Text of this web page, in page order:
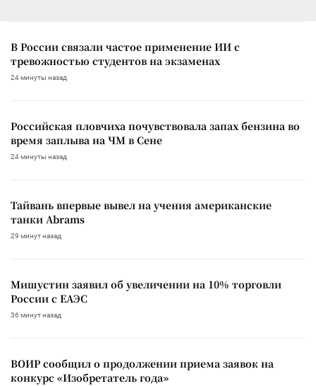
В России связали частое применение ИИ с
тревожностью студентов на экзаменах
24 минуты назад
Российская пловчиха почувствовала запах бензина во
время заплыва на ЧМ в Сене
24 минуты назад
Тайвань впервые вывел на учения американские
танки Abrams
29 минут назад
Мишустин заявил об увеличении на 10% торговли
России с ЕАЭС
36 минут назад
ВОИР сообщил о продолжении приема заявок на
конкурс «Изобретатель года»